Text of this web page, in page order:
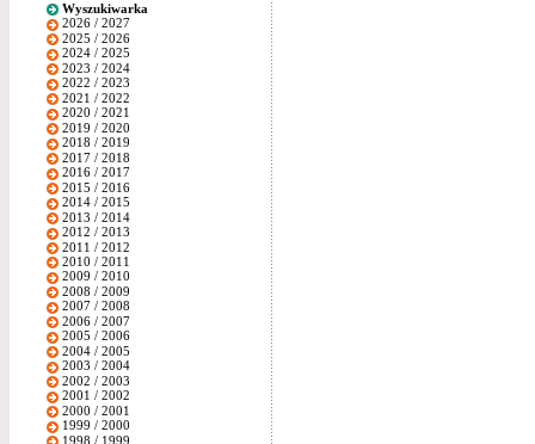
Wyszukiwarka
2026 / 2027
2025 / 2026
2024 / 2025
2023 / 2024
2022 / 2023
2021 / 2022
2020 / 2021
2019 / 2020
2018 / 2019
2017 / 2018
2016 / 2017
2015 / 2016
2014 / 2015
2013 / 2014
2012 / 2013
2011 / 2012
2010 / 2011
2009 / 2010
2008 / 2009
2007 / 2008
2006 / 2007
2005 / 2006
2004 / 2005
2003 / 2004
2002 / 2003
2001 / 2002
2000 / 2001
1999 / 2000
1998 / 1999